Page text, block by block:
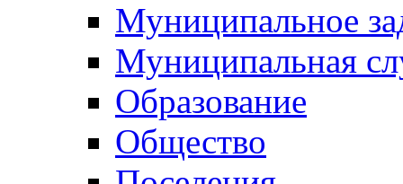
Муниципальное
Муниципальная
Образование
Общество